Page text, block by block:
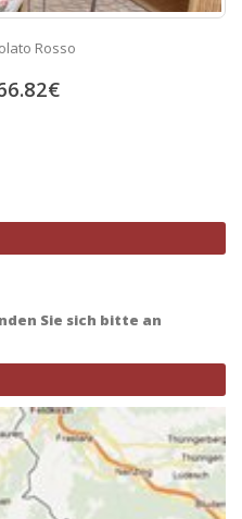
Rosso
€
Sie sich bitte an